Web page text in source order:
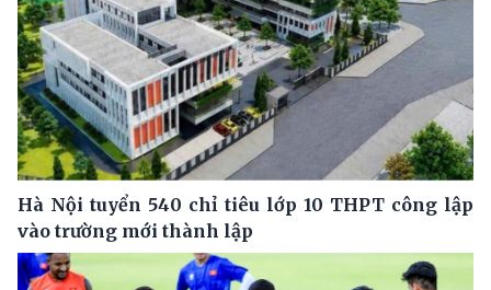
Hà Nội tuyển 540 chỉ tiêu lớp 10 THPT công lập
vào trường mới thành lập